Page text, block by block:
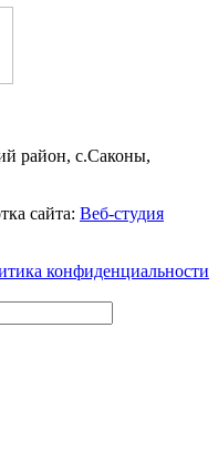
район, с.Саконы,
сайта: Веб-студия
конфиденциальности